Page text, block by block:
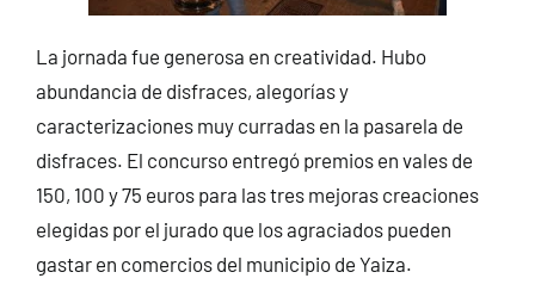
La jornada fue generosa en creatividad. Hubo
abundancia de disfraces, alegorías y
caracterizaciones muy curradas en la pasarela de
disfraces. El concurso entregó premios en vales de
150, 100 y 75 euros para las tres mejoras creaciones
elegidas por el jurado que los agraciados pueden
gastar en comercios del municipio de Yaiza.